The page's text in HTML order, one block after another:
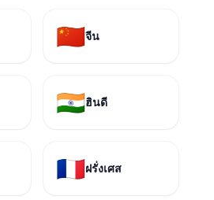
🇨🇳จีน
🇮🇳ฮินดี
🇫🇷ฝรั่งเศส